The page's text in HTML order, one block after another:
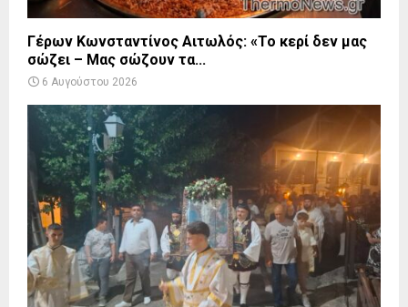
Γέρων Κωνσταντίνος Αιτωλός: «Το κερί δεν μας
σώζει – Μας σώζουν τα...
6 Αυγούστου 2026